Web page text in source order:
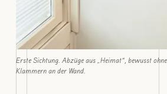
Erste Sichtung. Abzüge aus „Heimat“, bewusst
Klammern an der Wand.